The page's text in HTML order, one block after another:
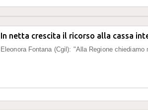
In netta crescita il ricorso alla cassa
Eleonora Fontana (Cgil): "Alla Regione chiediamo